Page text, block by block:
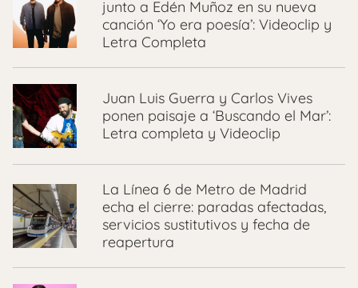
junto a Edén Muñoz en su nueva
canción ‘Yo era poesía’: Videoclip y
Letra Completa
Juan Luis Guerra y Carlos Vives
ponen paisaje a ‘Buscando el Mar’:
Letra completa y Videoclip
La Línea 6 de Metro de Madrid
echa el cierre: paradas afectadas,
servicios sustitutivos y fecha de
reapertura